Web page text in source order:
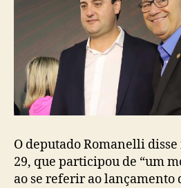
O deputado Romanelli
29, que participou de “um
ao se referir ao lançamento